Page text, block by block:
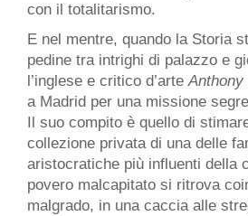
con il totalitarismo.
E nel mentre, quando la Storia
pedine tra intrighi di palazzo e
l’inglese e critico d’arteAnthony
a Madrid per una missione
Il suo compito è quello di
collezione privata di una delle
aristocratiche più influenti della
povero malcapitato si ritrova
malgrado, in una caccia alle